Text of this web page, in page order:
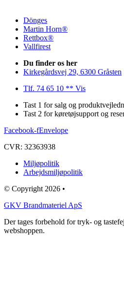
Dönges
Martin Horn®
Rettbox®
Vallfirest
Du finder os her
Kirkegårdsvej 29, 6300 Gråsten
Tlf. 74 65 10 ** Vis
Tast 1 for salg og
Tast 2 for køretøjsupport og
Facebook-fEnvelope
CVR: 32363938
Miljøpolitik
Arbejdsmiljøpolitik
© Copyright 2026 •
GKV Brandmateriel ApS
Der tages forbehold for tryk- og
webshoppen.